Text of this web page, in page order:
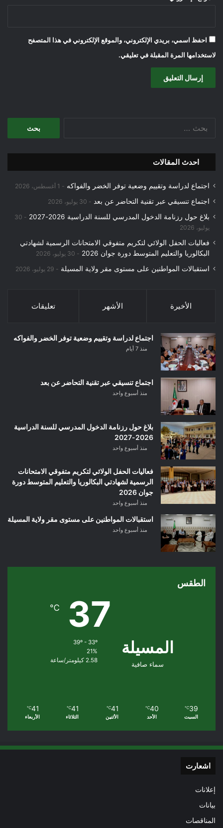
احفظ اسمي، بريدي الإلكتروني، والموقع الإلكتروني في هذا المتصفح
لاستخدامها المرة المقبلة في تعليقي.
احدث المقالات
اجتماع لدراسة وتقييم وضعية توفر الخضر والفواكه 1 أغسطس، 2026
اجتماع تنسيقي عبر تقنية التحاضر عن بعد 30 يوليو، 2026
بلاغ حول رزنامة الدخول المدرسي للسنة الدراسية 2026-2027
30
يوليو، 2026
فعاليات الحفل الولائي لتكريم متفوقي الامتحانات الرسمية لشهادتي
البكالوريا والتعليم المتوسط دورة جوان 2026
30 يوليو، 2026
استقبالات المواطنين على مستوى مقر ولاية المسيلة 29 يوليو، 2026
الأخيرة الأشهر تعليقات
اجتماع لدراسة وتقييم وضعية توفر الخضر والفواكه
منذ 7 أيام
اجتماع تنسيقي عبر تقنية التحاضر عن بعد
منذ أسبوع واحد
بلاغ حول رزنامة الدخول المدرسي للسنة الدراسية
2026-2027
منذ أسبوع واحد
فعاليات الحفل الولائي لتكريم متفوقي الامتحانات
الرسمية لشهادتي البكالوريا والتعليم المتوسط دورة
جوان 2026
منذ أسبوع واحد
استقبالات المواطنين على مستوى مقر ولاية المسيلة
منذ أسبوع واحد
الطقس
المسيلة
سماء صافية
37
℃
39º - 33º
21%
2.58 كيلومتر/ساعة
39
℃
السبت
40
℃
الأحد
41
℃
الأثنين
41
℃
الثلاثاء
41
℃
الأربعاء
اشعارت
إعلانات
بيانات
المناقصات